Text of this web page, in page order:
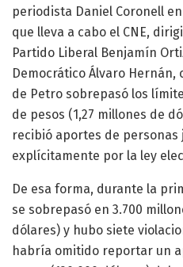
periodista Daniel Coronell
que lleva a cabo el CNE,
Partido Liberal Benjamín
Democrático Álvaro Hernán,
de Petro sobrepasó los
de pesos (1,27 millones de
recibió aportes de
explícitamente por la ley
De esa forma, durante la
se sobrepasó en 3.700
dólares) y hubo siete
habría omitido reportar un